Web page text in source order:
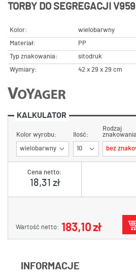
TORBY DO SEGREGACJI
Kolor:
wielobarwny
Materiał:
PP
Typ znakowania:
sitodruk
Wymiary:
42 x 29 x 29 cm
KALKULATOR
Cena netto:
18,31 zł
Wartość netto: 183,10 zł
Kolor wyrobu:
wielobarwny
Ilość:
10
Rodzaj
bez
INFORMACJE